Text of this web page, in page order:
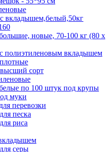
вкладышем,белый,50кг
новые, 70-100 кг (80 х
полиэтиленовым вкладышем
сорт
по 100 штук под крупы
муки
перевозки
песка
риса
серы